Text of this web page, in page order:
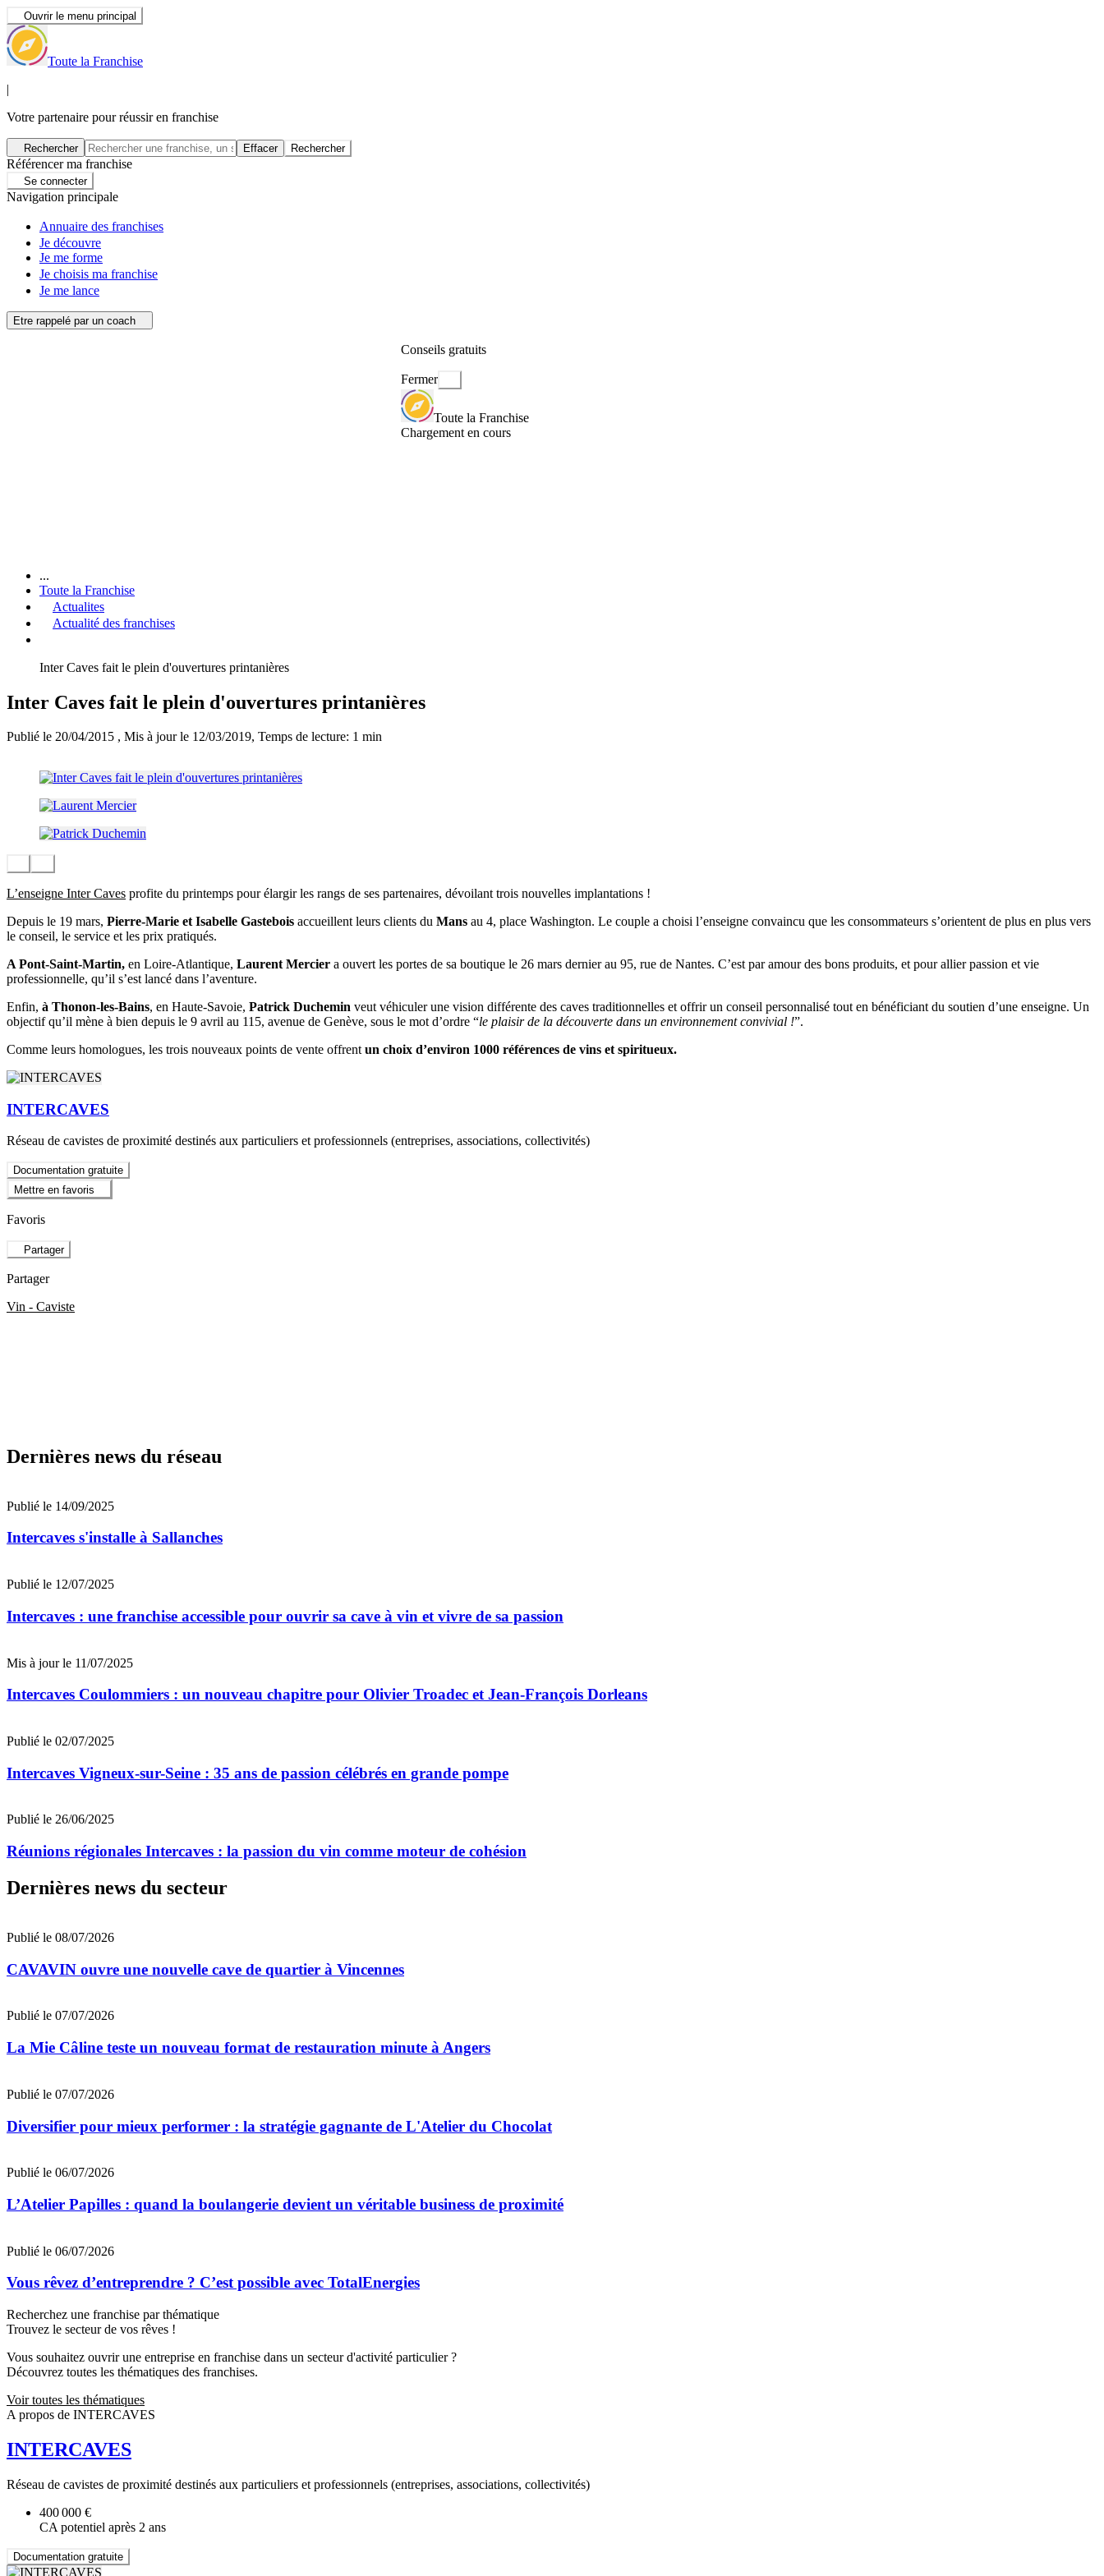
Ouvrir le menu principal
Toute la Franchise
|
Votre partenaire pour réussir en franchise
Rechercher Effacer Rechercher
Référencer ma franchise
Se connecter
Navigation principale
Annuaire des franchises
Je découvre
Je me forme
Je choisis ma franchise
Je me lance
Etre rappelé par un coach
Conseils gratuits
Fermer
Toute la Franchise
Chargement en cours
...
Toute la Franchise
Actualites
Actualité des franchises
Inter Caves fait le plein d'ouvertures printanières
Inter Caves fait le plein d'ouvertures printanières
Publié le 20/04/2015 , Mis à jour le 12/03/2019, Temps de lecture: 1 min
L’enseigne Inter Caves profite du printemps pour élargir les rangs de ses partenaires, dévoilant trois nouvelles implantations !
Depuis le 19 mars, Pierre-Marie et Isabelle Gastebois accueillent leurs clients du Mans au 4, place Washington. Le couple a choisi l’enseigne convaincu que les consommateurs s’orientent de plus en plus vers
le conseil, le service et les prix pratiqués.
A Pont-Saint-Martin, en Loire-Atlantique, Laurent Mercier a ouvert les portes de sa boutique le 26 mars dernier au 95, rue de Nantes. C’est par amour des bons produits, et pour allier passion et vie
professionnelle, qu’il s’est lancé dans l’aventure.
Enfin, à Thonon-les-Bains, en Haute-Savoie, Patrick Duchemin veut véhiculer une vision différente des caves traditionnelles et offrir un conseil personnalisé tout en bénéficiant du soutien d’une enseigne. Un
objectif qu’il mène à bien depuis le 9 avril au 115, avenue de Genève, sous le mot d’ordre “le plaisir de la découverte dans un environnement convivial !”.
Comme leurs homologues, les trois nouveaux points de vente offrent un choix d’environ 1000 références de vins et spiritueux.
INTERCAVES
Réseau de cavistes de proximité destinés aux particuliers et professionnels (entreprises, associations, collectivités)
Documentation gratuite
Mettre en favoris
Favoris
Partager
Partager
Vin - Caviste
Dernières news du réseau
Publié le 14/09/2025
Intercaves s'installe à Sallanches
Publié le 12/07/2025
Intercaves : une franchise accessible pour ouvrir sa cave à vin et vivre de sa passion
Mis à jour le 11/07/2025
Intercaves Coulommiers : un nouveau chapitre pour Olivier Troadec et Jean-François Dorleans
Publié le 02/07/2025
Intercaves Vigneux-sur-Seine : 35 ans de passion célébrés en grande pompe
Publié le 26/06/2025
Réunions régionales Intercaves : la passion du vin comme moteur de cohésion
Dernières news du secteur
Publié le 08/07/2026
CAVAVIN ouvre une nouvelle cave de quartier à Vincennes
Publié le 07/07/2026
La Mie Câline teste un nouveau format de restauration minute à Angers
Publié le 07/07/2026
Diversifier pour mieux performer : la stratégie gagnante de L'Atelier du Chocolat
Publié le 06/07/2026
L’Atelier Papilles : quand la boulangerie devient un véritable business de proximité
Publié le 06/07/2026
Vous rêvez d’entreprendre ? C’est possible avec TotalEnergies
Recherchez une franchise par thématique
Trouvez le secteur de vos rêves !
Vous souhaitez ouvrir une entreprise en franchise dans un secteur d'activité particulier ?
Découvrez toutes les thématiques des franchises.
Voir toutes les thématiques
A propos de INTERCAVES
INTERCAVES
Réseau de cavistes de proximité destinés aux particuliers et professionnels (entreprises, associations, collectivités)
400 000 €
CA potentiel après 2 ans
Documentation gratuite